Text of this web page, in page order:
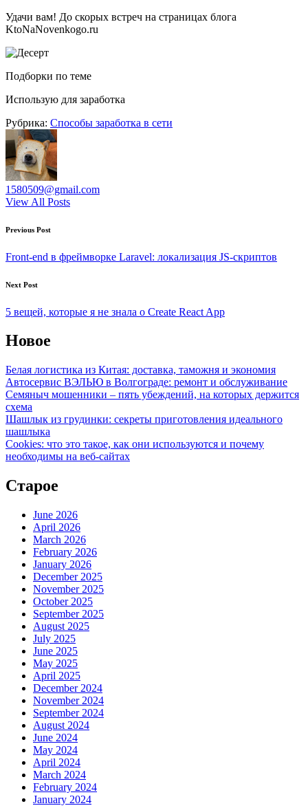
Удачи вам! До скорых встреч на страницах блога
KtoNaNovenkogo.ru
Подборки по теме
Использую для заработка
Рубрика: Способы заработка в сети
1580509@gmail.com
View All Posts
Post
navigation
Previous Post
Front-end в фреймворке Laravel: локализация JS-скриптов
Next Post
5 вещей, которые я не знала о Create React App
Новое
Белая логистика из Китая: доставка, таможня и экономия
Автосервис ВЭЛЬЮ в Волгограде: ремонт и обслуживание
Семяныч мошенники – пять убеждений, на которых держится
схема
Шашлык из грудинки: секреты приготовления идеального
шашлыка
Cookies: что это такое, как они используются и почему
необходимы на веб-сайтах
Старое
June 2026
April 2026
March 2026
February 2026
January 2026
December 2025
November 2025
October 2025
September 2025
August 2025
July 2025
June 2025
May 2025
April 2025
December 2024
November 2024
September 2024
August 2024
June 2024
May 2024
April 2024
March 2024
February 2024
January 2024